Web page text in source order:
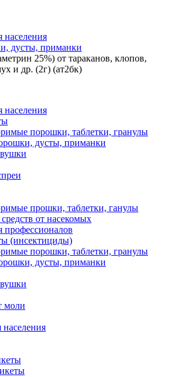
дусты, приманки
25%) от тараканов, клопов,
и др. (2г) (ат2бк)
порошки, таблетки, гранулы
дусты, приманки
прошки, таблетки, ганулы
от насекомых
(инсектициды)
порошки, таблетки, гранулы
дусты, приманки
моли